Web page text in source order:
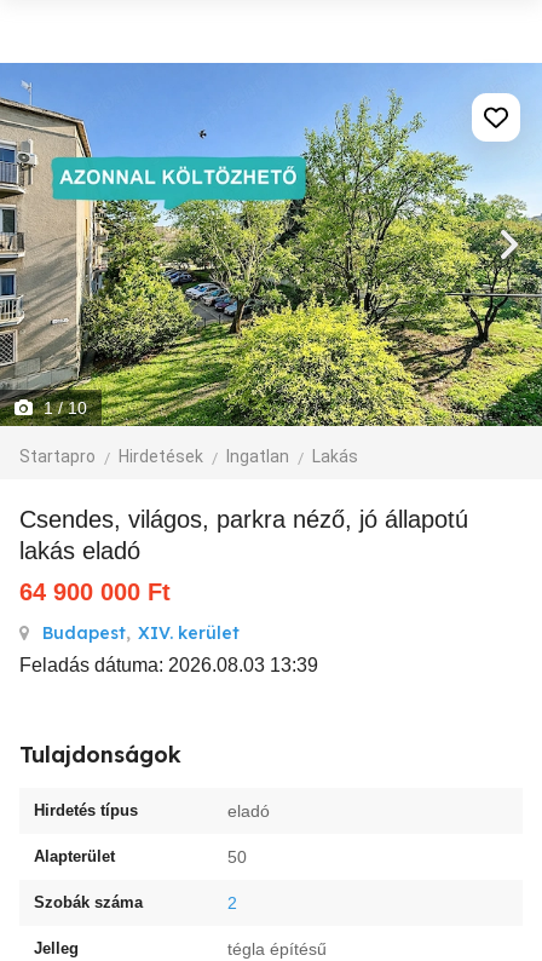
1/ 10
Startapro Hirdetések Ingatlan Lakás
Csendes, világos, parkra néző, jó állapotú
lakás eladó
64 900 000 Ft
Budapest, XIV. kerület
Feladás dátuma: 2026.08.03 13:39
Tulajdonságok
Hirdetés típus eladó
Alapterület 50
Szobák száma 2
Jelleg tégla építésű